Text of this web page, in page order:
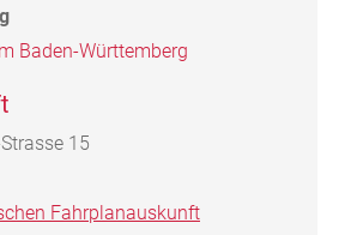
Baden-Württemberg
15
Fahrplanauskunft